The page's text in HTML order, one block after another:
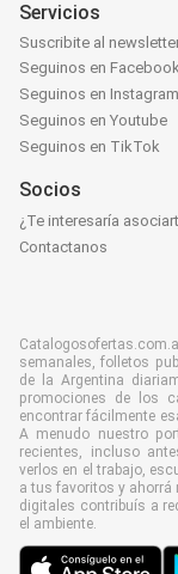
Servicios
Suscribite al
Seguinos en Facebook
Seguinos en Instagram
Seguinos en Youtube
Seguinos en TikTok
Socios
¿Te interesaría
Contactanos
semanales, folletos
de la Argentina
promociones de los
encontrar fácilmente
A menudo nuestro
recientes, incluso
verlos en el trabajo,
a tus favoritos y ahorrá
digitales contribuís a
el ambiente.